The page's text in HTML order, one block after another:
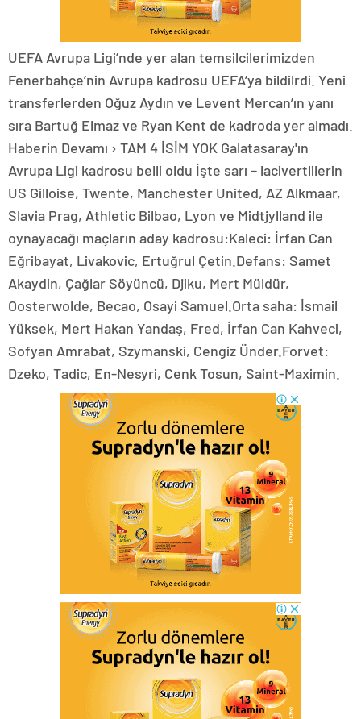
UEFA Avrupa Ligi’nde yer alan temsilcilerimizden
Fenerbahçe’nin Avrupa kadrosu UEFA’ya bildilrdi. Yeni
transferlerden Oğuz Aydın ve Levent Mercan’ın yanı
sıra Bartuğ Elmaz ve Ryan Kent de kadroda yer almadı.
Haberin Devamı › TAM 4 İSİM YOK Galatasaray'ın
Avrupa Ligi kadrosu belli oldu İşte sarı – lacivertlilerin
US Gilloise, Twente, Manchester United, AZ Alkmaar,
Slavia Prag, Athletic Bilbao, Lyon ve Midtjylland ile
oynayacağı maçların aday kadrosu:Kaleci: İrfan Can
Eğribayat, Livakovic, Ertuğrul Çetin.Defans: Samet
Akaydin, Çağlar Söyüncü, Djiku, Mert Müldür,
Oosterwolde, Becao, Osayi Samuel.Orta saha: İsmail
Yüksek, Mert Hakan Yandaş, Fred, İrfan Can Kahveci,
Sofyan Amrabat, Szymanski, Cengiz Ünder.Forvet:
Dzeko, Tadic, En-Nesyri, Cenk Tosun, Saint-Maximin.